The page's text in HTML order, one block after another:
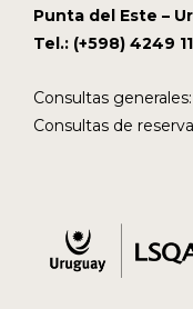
Punta del Este –
Tel.: (+598) 4249
Consultas generales:
Consultas de